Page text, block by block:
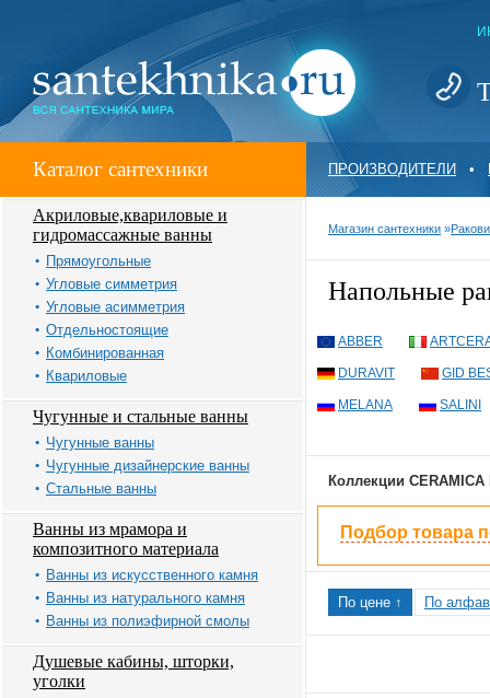
Каталог сантехники ПРОИЗВОДИТЕЛИ •
Акриловые,квариловые и
гидромассажные ванны
Прямоугольные
Угловые симметрия
Угловые асимметрия
Отдельностоящие
Комбинированная
Квариловые
Чугунные и стальные ванны
Чугунные ванны
Чугунные дизайнерские ванны
Стальные ванны
Ванны из мрамора и
композитного материала
Ванны из искусственного камня
Ванны из натурального камня
Ванны из полиэфирной смолы
Душевые кабины, шторки,
уголки
Магазин сантехники »
Напольные
ABBER
DURAVIT GID
MELANA SALINI
Коллекции CERAMICA
Подбор товара
По цене ↑ По